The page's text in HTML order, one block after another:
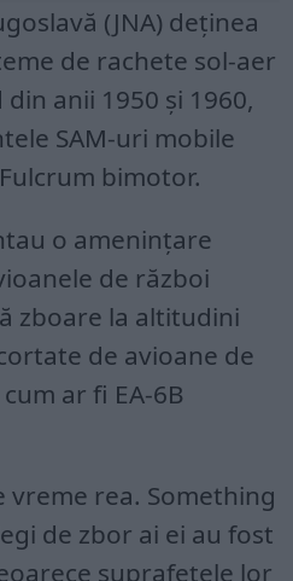
(JNA) deținea
de rachete sol-aer
din anii 1950 și 1960,
SAM-uri mobile
bimotor.
o amenințare
de război
zboare la altitudini
de avioane de
ar fi EA-6B
vreme rea. Something
de zbor ai ei au fost
suprafețele lor